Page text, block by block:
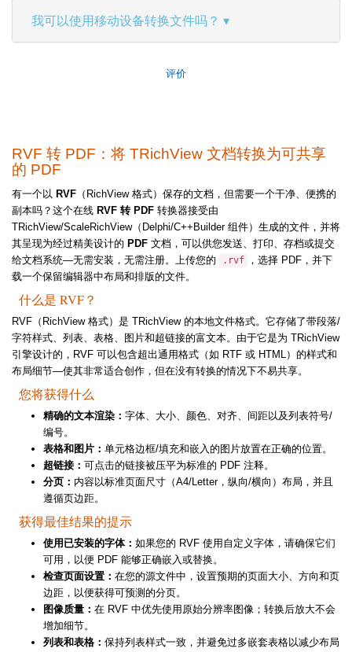
我可以使用移动设备转换文件吗？
评价
RVF 转 PDF：将 TRichView 文档转换为可共享
的 PDF
有一个以 RVF （RichView 格式）保存的文档，但需要一个干净、便携的
副本吗？这个在线 RVF 转 PDF 转换器接受由
TRichView/ScaleRichView（Delphi/C++Builder 组件）生成的文件，并将
其呈现为经过精美设计的 PDF 文档，可以供您发送、打印、存档或提交
给文档系统—无需安装，无需注册。上传您的
.rvf
，选择 PDF，并下
载一个保留编辑器中布局和排版的文件。
什么是 RVF？
RVF（RichView 格式）是 TRichView 的本地文件格式。它存储了带段落/
字符样式、列表、表格、图片和超链接的富文本。由于它是为 TRichView
引擎设计的，RVF 可以包含超出通用格式（如 RTF 或 HTML）的样式和
布局细节—使其非常适合创作，但在没有转换的情况下不易共享。
您将获得什么
精确的文本渲染： 字体、大小、颜色、对齐、间距以及列表符号/
编号。
表格和图片： 单元格边框/填充和嵌入的图片放置在正确的位置。
超链接： 可点击的链接被压平为标准的 PDF 注释。
分页： 内容以标准页面尺寸（A4/Letter，纵向/横向）布局，并且
遵循页边距。
获得最佳结果的提示
使用已安装的字体： 如果您的 RVF 使用自定义字体，请确保它们
可用，以便 PDF 能够正确嵌入或替换。
检查页面设置： 在您的源文件中，设置预期的页面大小、方向和页
边距，以便获得可预测的分页。
图像质量： 在 RVF 中优先使用原始分辨率图像；转换后放大不会
增加细节。
列表和表格： 保持列表样式一致，并避免过多嵌套表格以减少布局